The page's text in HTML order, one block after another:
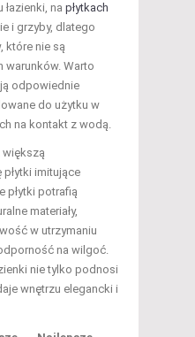
na płytkach
i grzyby, dlatego
które nie są
Warto
odpowiednie
do użytku w
na kontakt z wodą.
większą
imitujące
płytki potrafią
materiały,
w utrzymaniu
na wilgoć.
nie tylko podnosi
wnętrzu elegancki i